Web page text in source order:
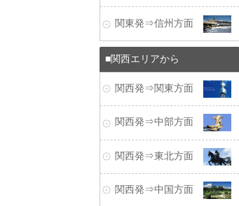
関東発⇒信州方面
関西エリアから
関西発⇒関東方面
関西発⇒中部方面
関西発⇒東北方面
関西発⇒中国方面